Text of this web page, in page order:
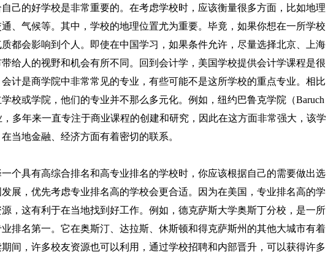
己的好学校是非常重要的。在考虑学校时，应该衡量很多方面，比如地理
、气候等。其中，学校的地理位置尤为重要。毕竟，如果你想在一所学校
都会影响到个人。即使在中国学习，如果条件允许，尽量选择北京、上海
给人的视野和机会有所不同。回到会计学，美国学校提供会计学课程是很
计是商学院中非常常见的专业，有些可能不是这所学校的重点专业。相比
校或学院，他们的专业并不那么多元化。例如，纽约巴鲁克学院（Baruch
多年来一直专注于商业课程的创建和研究，因此在这方面非常强大，该学
当地金融、经济方面有着密切的联系。
个具有高综合排名和高专业排名的学校时，你应该根据自己的需要做出选
展，优先考虑专业排名高的学校会更合适。因为在美国，专业排名高的学
，这有利于在当地找到好工作。例如，德克萨斯大学奥斯丁分校，是一所
排名第一。它在奥斯汀、达拉斯、休斯顿和得克萨斯州的其他大城市有着
间，许多校友资源也可以利用，通过学校招聘和内部晋升，可以获得许多